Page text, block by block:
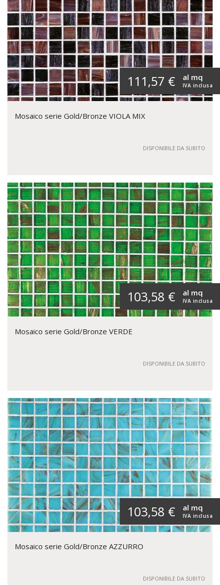
111,57 € IVA inclusa
al mq
Mosaico serie Gold/Bronze VIOLA MIX
DISPONIBILE DA SUBITO
103,58 € IVA inclusa
al mq
Mosaico serie Gold/Bronze VERDE
DISPONIBILE DA SUBITO
103,58 € IVA inclusa
al mq
Mosaico serie Gold/Bronze AZZURRO
DISPONIBILE DA SUBITO